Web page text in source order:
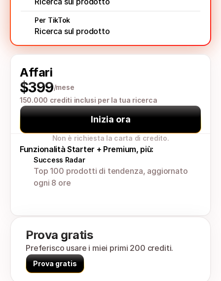
Per TikTok
Ricerca sul prodotto
Affari
$399/mese
150.000 crediti inclusi per la tua ricerca
Inizia ora
Non è richiesta la carta di credito.
Funzionalità Starter + Premium, più:
Success Radar
Top 100 prodotti di tendenza, aggiornato
ogni 8 ore
Prova gratis
Preferisco usare i miei primi 200 crediti.
Prova gratis